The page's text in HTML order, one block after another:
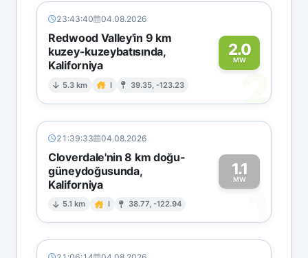
23:43:40 04.08.2026
Redwood Valley'in 9 km
kuzey-kuzeybatısında,
Kaliforniya
5.3 km I 39.35, -123.23
2.0
MW
2
21:39:33 04.08.2026
Cloverdale'nin 8 km doğu-
güneydoğusunda,
Kaliforniya
5.1 km I 38.77, -122.94
1.1
MW
1